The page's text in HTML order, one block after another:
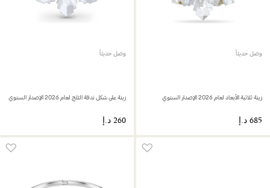
وصل حديثاً
زينة ثلاثية الأبعاد لعام 2026 الإصدار السنوي
وصل حديثاً
زينة على شكل ندفة الثلج لعام 2026 الإصدار السنوي